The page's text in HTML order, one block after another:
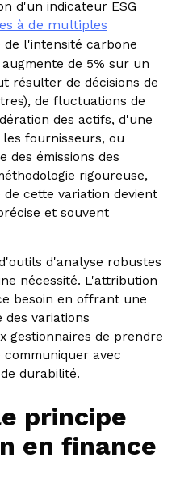
d'un indicateur ESG
à de multiples
de l'intensité carbone
de 5% sur un
résulter de décisions de
de fluctuations de
des actifs, d'une
fournisseurs, ou
des émissions des
rigoureuse,
cette variation devient
et souvent
d'analyse robustes
nécessité. L'attribution
besoin en offrant une
variations
gestionnaires de prendre
communiquer avec
durabilité.
principe
en finance